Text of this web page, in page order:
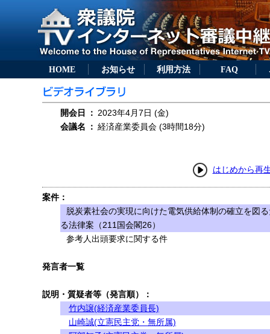
HOME お知らせ 利用方法 FAQ
開会日 ： 2023年4月7日 (金)
会議名
： 経済産業委員会 (3時間18分)
はじめから再
案件：
脱炭素社会の実現に向けた電気供給体制の確立を図
る法律案（211国会閣26）
参考人出頭要求に関する件
発言者一覧
説明・質疑者等（発言順）：
竹内譲(経済産業委員長)
山崎誠(立憲民主党・無所属)